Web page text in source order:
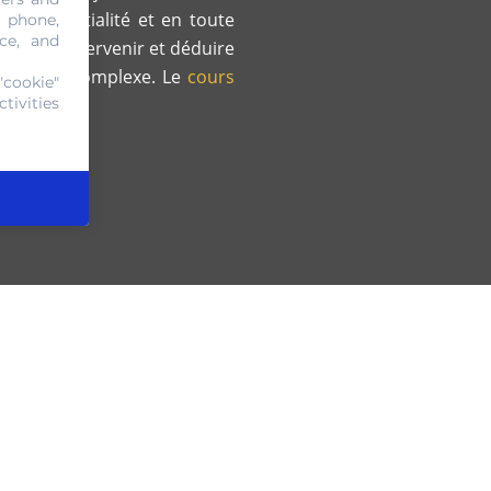
impartialité et en toute
vont intervenir et déduire
et complexe. Le cours
and